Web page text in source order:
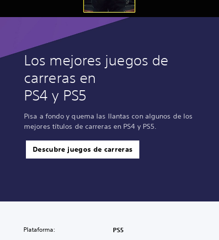
Los mejores juegos de
carreras en
PS4 y PS5
Pisa a fondo y quema las llantas con algunos de los
mejores títulos de carreras en PS4 y PS5.
Descubre juegos de carreras
Plataforma: PS5